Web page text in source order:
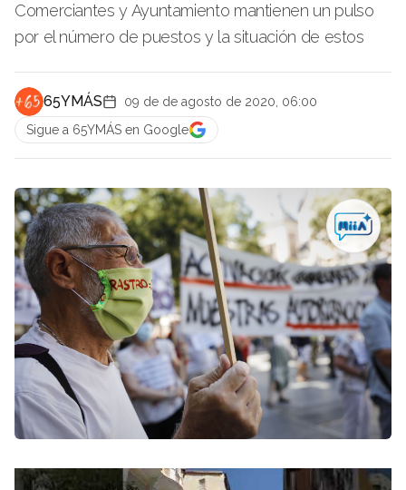
Comerciantes y Ayuntamiento mantienen un pulso
por el número de puestos y la situación de estos
65YMÁS
09 de de agosto de 2020, 06:00
Sigue a 65YMÁS en Google